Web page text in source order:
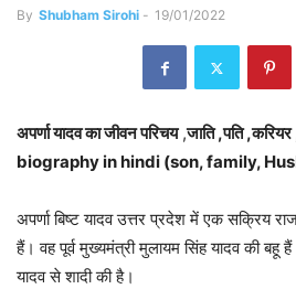
By Shubham Sirohi - 19/01/2022
अपर्णा यादव का जीवन परिचय,जाति ,पति
biography in hindi (son, family,
अपर्णा बिष्ट यादव उत्तर प्रदेश में एक सक्रिय
हैं। वह पूर्व मुख्यमंत्री मुलायम सिंह यादव की बहू
यादव से शादी की है।